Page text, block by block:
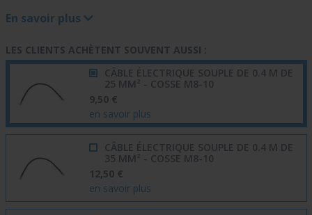
En savoir plus
LES CLIENTS ACHÈTENT SOUVENT AUSSI :
CÂBLE ÉLECTRIQUE SOUPLE DE 0.4 M DE
25 MM² - COSSE M8-10
9,50 €
en savoir plus
CÂBLE ÉLECTRIQUE SOUPLE DE 0.4 M DE
35 MM² - COSSE M8-10
12,50 €
en savoir plus